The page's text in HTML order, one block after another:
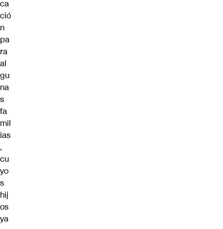
ca
ció
n
pa
ra
al
gu
na
s
fa
mil
ias
,
cu
yo
s
hij
os
ya